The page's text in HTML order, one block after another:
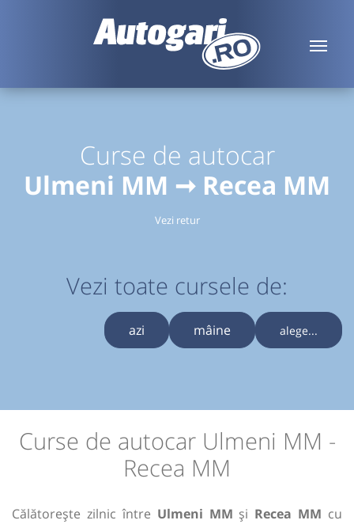
Curse de autocar
Ulmeni MM ➞ Recea MM
Vezi retur
Vezi toate cursele de:
azi mâine alege...
Curse de autocar Ulmeni MM -
Recea MM
Călătorește zilnic între Ulmeni MM și Recea MM cu